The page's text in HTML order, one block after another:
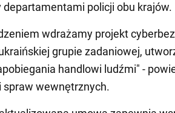
policji obu krajów.
wdrażamy projekt
grupie zadaniowej,
handlowi ludźmi" -
spraw wewnętrznych.